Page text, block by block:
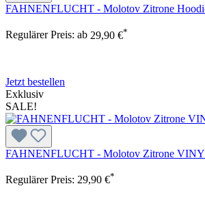
FAHNENFLUCHT - Molotov Zitrone
Regulärer Preis: ab 29,90 €*
Jetzt bestellen
Exklusiv
SALE!
FAHNENFLUCHT - Molotov Zitrone
Regulärer Preis: 29,90 €*